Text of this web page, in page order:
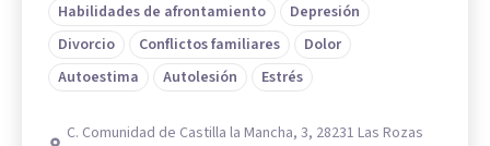
Habilidades de afrontamiento
Depresión
Divorcio
Conflictos familiares
Dolor
Autoestima
Autolesión Estrés
C. Comunidad de Castilla la Mancha, 3, 28231 Las Rozas